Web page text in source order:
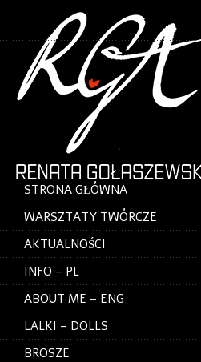
STRONA GŁÓWNA
WARSZTATY TWÓRCZE
AKTUALNOŚCI
INFO – PL
ABOUT ME – ENG
LALKI – DOLLS
BROSZE